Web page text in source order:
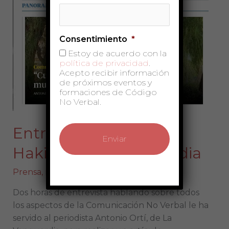
Entrevista a Sonia El
Hakim en La Vanguardia
Prensa, radio y TV
Dos horas de entrevista hablando sobre todos
los aspectos de la Comunicación No Verbal le ha
servido al periodista Antonio Ortí, de La
Sonia
Hakim
en
Vanguardia
Consentimiento *
Estoy de acuerdo con la
política de privacidad
Acepto recibir información
de próximos eventos y
formaciones de Código
No Verbal.